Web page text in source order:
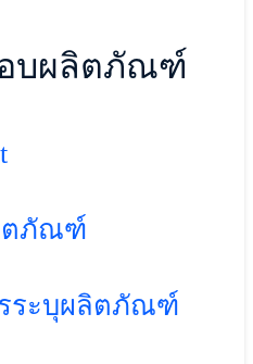
อบผลิตภัณฑ์
ตภัณฑ์
ระบุผลิตภัณฑ์